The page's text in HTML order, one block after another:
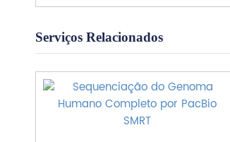
Serviços Relacionados